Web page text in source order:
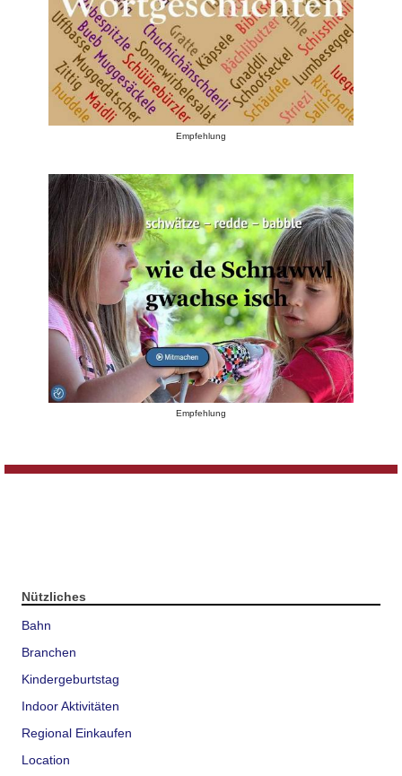
Empfehlung
Empfehlung
Nützliches
Bahn
Branchen
Kindergeburtstag
Indoor Aktivitäten
Regional Einkaufen
Location